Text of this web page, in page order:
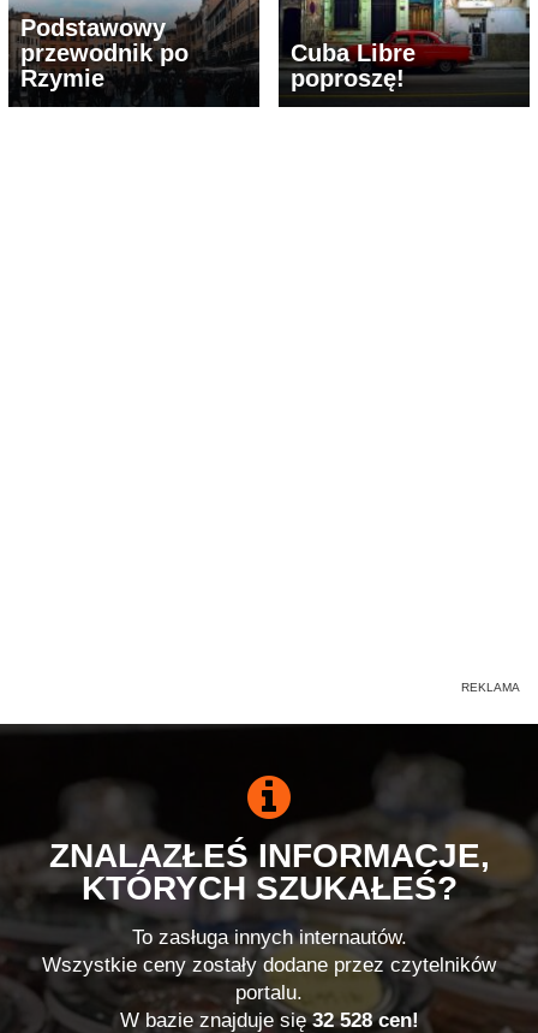
Podstawowy
przewodnik po
Rzymie
Cuba Libre
poproszę!
ZNALAZŁEŚ INFORMACJE,
KTÓRYCH SZUKAŁEŚ?
To zasługa innych internautów.
Wszystkie ceny zostały dodane przez czytelników
portalu.
W bazie znajduje się32 528 cen!